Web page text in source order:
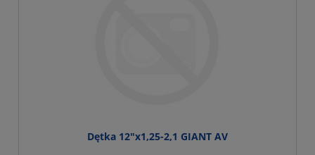
Dętka 12"x1,25-2,1 GIANT AV